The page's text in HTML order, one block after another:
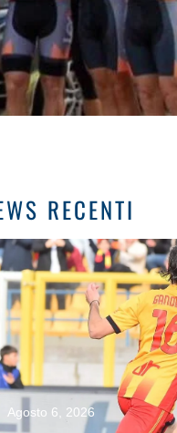
RECENTI
Agosto 6, 2026